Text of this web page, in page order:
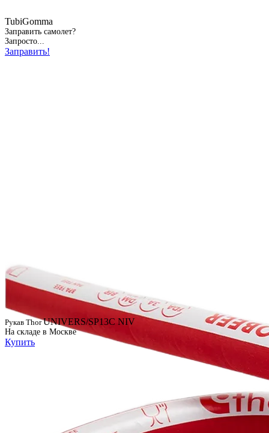
TubiGomma
Заправить самолет?
Запросто...
Заправить!
Рукав ThorUNIVERS/SP13C NIV
На складе в Москве
Купить